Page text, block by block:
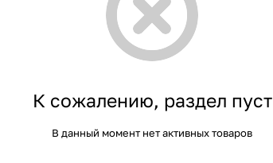
К сожалению, раздел пуст
В данный момент нет активных товаров